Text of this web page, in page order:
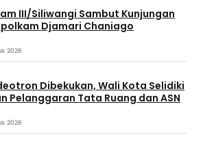
III/Siliwangi Sambut Kunjungan
Djamari Chaniago
2026
Dibekukan, Wali Kota Selidiki
Pelanggaran Tata Ruang dan ASN
2026